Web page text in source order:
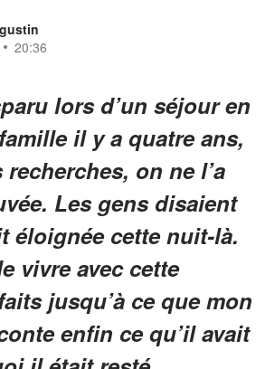
20:36
lors d’un séjour en
il y a quatre ans,
on ne l’a
Les gens disaient
éloignée cette nuit-là.
vivre avec cette
jusqu’à ce que mon
enfin ce qu’il avait